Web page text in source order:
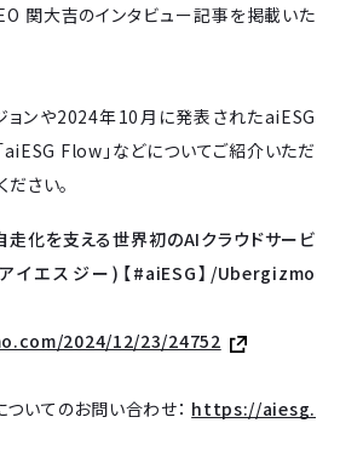
関大吉のインタビュー記事を掲載いた
ョンや2024年10月に発表されたaiESG
aiESG Flow」などについてご紹介いただ
さい。
走化を支える世界初のAIクラウドサービ
イエスジー)【#aiESG】/Ubergizmo
2024/12/23/24752
いてのお問い合わせ： https://aiesg.